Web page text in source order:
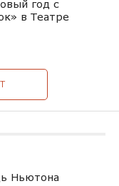
год с
в Театре
Ньютона